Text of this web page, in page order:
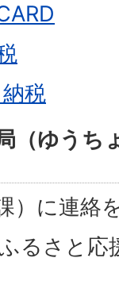
税
（ゆうち
）に連絡
るさと応